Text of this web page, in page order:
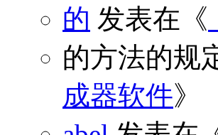
的 发表在《
的方法的规
成器软件》